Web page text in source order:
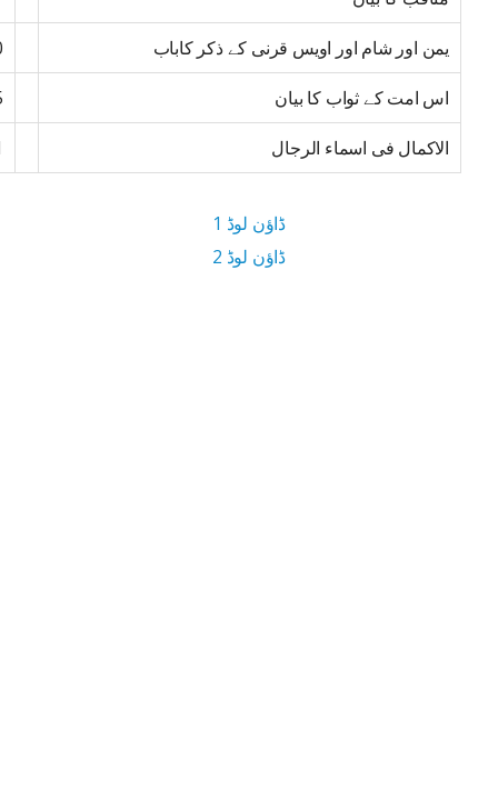
یمن اور شام اور اویس قرنی کے ذکر کاباب
اس امت کے ثواب کا بیان
الاکمال فی اسماء الرجال
ڈاؤن لوڈ 1
ڈاؤن لوڈ 2